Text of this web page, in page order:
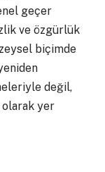
geçer
ve özgürlük
biçimde
değil,
olarak yer